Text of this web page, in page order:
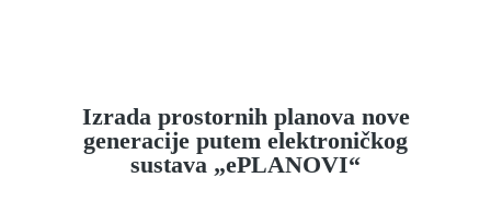
Izrada prostornih planova nove
generacije putem elektroničkog
sustava „ePLANOVI“